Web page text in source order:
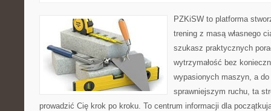
PZKiSW to platforma
trening z masą własnego
szukasz praktycznych
wytrzymałość bez
wypasionych maszyn, a
sprawniejszym ruchu, ta
prowadzić Cię krok po kroku. To centrum informacji dla